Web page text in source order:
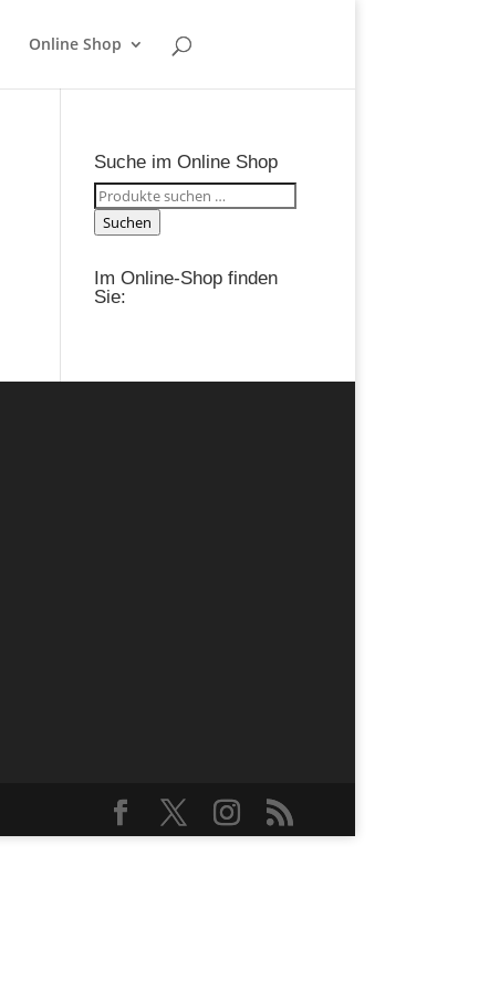
Online Shop
Suche im Online Shop
Suchen
nach:
Suchen
Im Online-Shop finden
Sie: